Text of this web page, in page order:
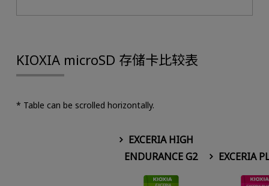
KIOXIA microSD 存储卡比较表
* Table can be scrolled horizontally.
EXCERIA HIGH
ENDURANCE G2
EXCERIA